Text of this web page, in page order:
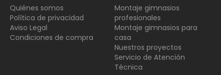
Quiénes somos
Política de privacidad
Aviso Legal
Condiciones de compra
Montaje gimnasios
profesionales
Montaje gimnasios para
casa
Nuestros proyectos
Servicio de Atención
Técnica